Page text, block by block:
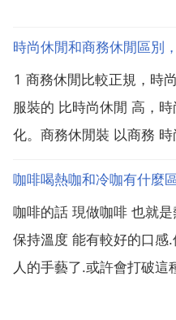
1 商務休閒比較正規，時
服裝的 比時尚休閒 高，
化。商務休閒裝 以商務
閒暇生活中從事各種活動
相當大比例的重合部分，
咖啡的話 現做咖啡 也就
保持溫度 能有較好的口感
人的手藝了.或許會打破這